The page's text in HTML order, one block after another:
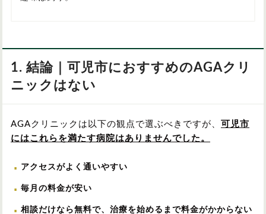
1. 結論｜可児市におすすめのAGAクリ
ニックはない
AGAクリニックは以下の観点で選ぶべきですが、 可児市
にはこれらを満たす病院はありませんでした。
アクセスがよく通いやすい
毎月の料金が安い
相談だけなら無料で、治療を始めるまで料金がかからない